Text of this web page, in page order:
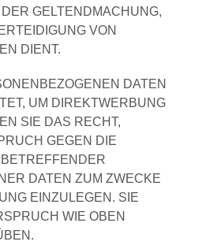
GELTENDMACHUNG,
VON
DIENT.
DATEN
UM DIREKTWERBUNG
SIE DAS RECHT,
GEGEN DIE
DATEN ZUM ZWECKE
EINZULEGEN. SIE
WIE OBEN